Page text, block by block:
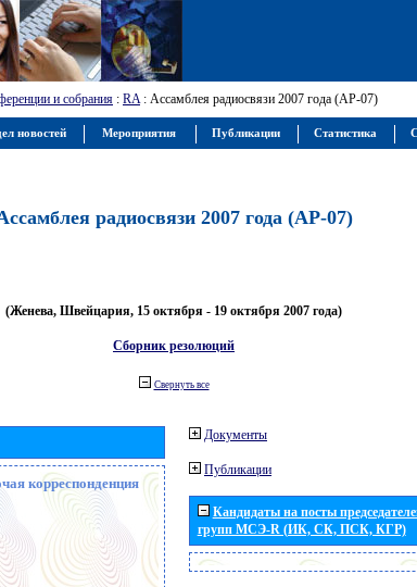
и собрания : RA: Ассамблея радиосвязи 2007 года (АР-07)
радиосвязи 2007 года (АР-07)
(Женева, Швейцария, 15 октября - 19 октября 2007 года)
Сборник резолюций
Свернуть все
корреспонденция
Документы
Публикации
Кандидаты на посты
групп МСЭ-R (ИК, СК, ПСК, КГР)
новостей Мероприятия Публикации Статистика